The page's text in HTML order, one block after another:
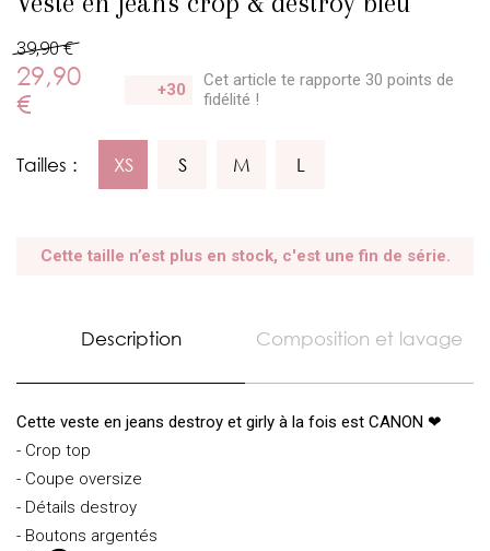
39,90 €
29,90
€
+30 Cet article te rapporte 30 points de
fidélité !
Tailles : XS S M L
Cette taille n’est plus en stock, c'est une fin de série.
Description Composition et lavage
Cette veste en jeans destroy et girly à la fois est CANON ❤
- Crop top
- Coupe oversize
- Détails destroy
- Boutons argentés